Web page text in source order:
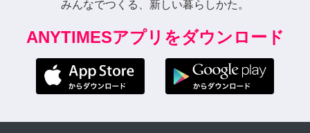
みんなでつくる、新しい暮らしかた。
ANYTIMESアプリをダウンロード